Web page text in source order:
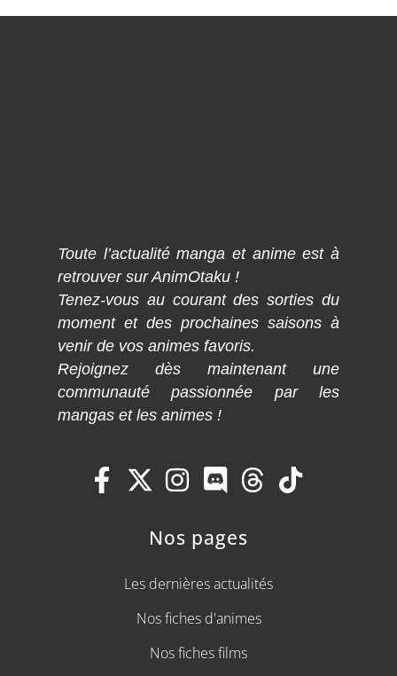
Toute l’actualité manga et anime est à
retrouver sur AnimOtaku !
Tenez-vous au courant des sorties du
moment et des prochaines saisons à
venir de vos animes favoris.
Rejoignez dès maintenant une
communauté passionnée par les
mangas et les animes !
Nos pages
Les dernières actualités
Nos fiches d'animes
Nos fiches films